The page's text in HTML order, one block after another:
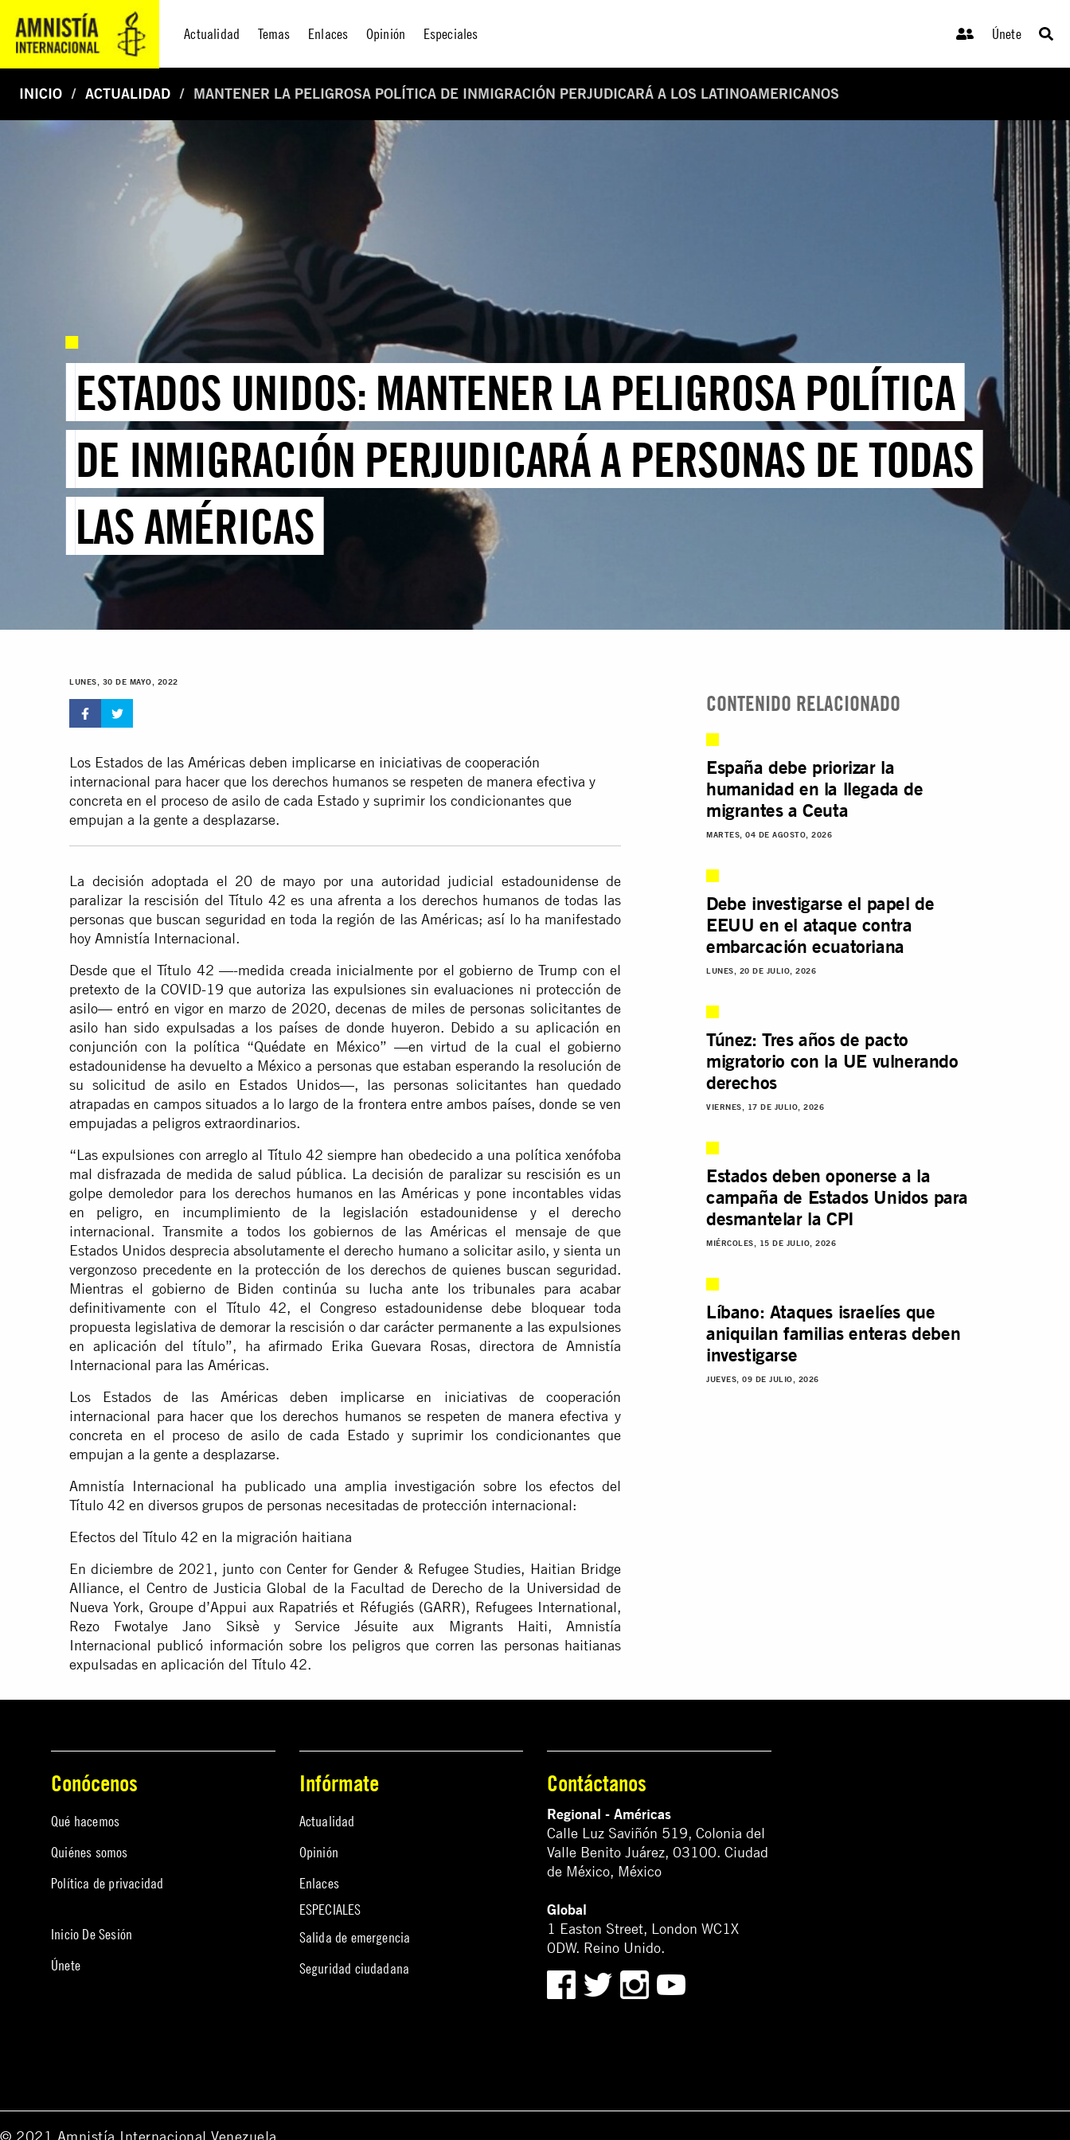
Actualidad Temas Enlaces Opinión Especiales Únete
INICIO ACTUALIDAD MANTENER LA PELIGROSA POLÍTICA DE INMIGRACIÓN PERJUDICARÁ A LOS LATINOAMERICANOS
ESTADOS UNIDOS: MANTENER LA PELIGROSA POLÍTICA
DE INMIGRACIÓN PERJUDICARÁ A PERSONAS DE TODAS
LAS AMÉRICAS
LUNES, 30 DE MAYO, 2022
Los Estados de las Américas deben implicarse en iniciativas de cooperación
internacional para hacer que los derechos humanos se respeten de manera efectiva y
concreta en el proceso de asilo de cada Estado y suprimir los condicionantes que
empujan a la gente a desplazarse.
La decisión adoptada el 20 de mayo por una autoridad judicial estadounidense de
paralizar la rescisión del Título 42 es una afrenta a los derechos humanos de todas las
personas que buscan seguridad en toda la región de las Américas; así lo ha manifestado
hoy Amnistía Internacional.
Desde que el Título 42 —-medida creada inicialmente por el gobierno de Trump con el
pretexto de la COVID-19 que autoriza las expulsiones sin evaluaciones ni protección de
asilo— entró en vigor en marzo de 2020, decenas de miles de personas solicitantes de
asilo han sido expulsadas a los países de donde huyeron. Debido a su aplicación en
conjunción con la política “Quédate en México” —en virtud de la cual el gobierno
estadounidense ha devuelto a México a personas que estaban esperando la resolución de
su solicitud de asilo en Estados Unidos—, las personas solicitantes han quedado
atrapadas en campos situados a lo largo de la frontera entre ambos países, donde se ven
empujadas a peligros extraordinarios.
“Las expulsiones con arreglo al Título 42 siempre han obedecido a una política xenófoba
mal disfrazada de medida de salud pública. La decisión de paralizar su rescisión es un
golpe demoledor para los derechos humanos en las Américas y pone incontables vidas
en peligro, en incumplimiento de la legislación estadounidense y el derecho
internacional. Transmite a todos los gobiernos de las Américas el mensaje de que
Estados Unidos desprecia absolutamente el derecho humano a solicitar asilo, y sienta un
vergonzoso precedente en la protección de los derechos de quienes buscan seguridad.
Mientras el gobierno de Biden continúa su lucha ante los tribunales para acabar
definitivamente con el Título 42, el Congreso estadounidense debe bloquear toda
propuesta legislativa de demorar la rescisión o dar carácter permanente a las expulsiones
en aplicación del título”, ha afirmado Erika Guevara Rosas, directora de Amnistía
Internacional para las Américas.
Los Estados de las Américas deben implicarse en iniciativas de cooperación
internacional para hacer que los derechos humanos se respeten de manera efectiva y
concreta en el proceso de asilo de cada Estado y suprimir los condicionantes que
empujan a la gente a desplazarse.
Amnistía Internacional ha publicado una amplia investigación sobre los efectos del
Título 42 en diversos grupos de personas necesitadas de protección internacional:
Efectos del Título 42 en la migración haitiana
En diciembre de 2021, junto con Center for Gender & Refugee Studies, Haitian Bridge
Alliance, el Centro de Justicia Global de la Facultad de Derecho de la Universidad de
Nueva York, Groupe d’Appui aux Rapatriés et Réfugiés (GARR), Refugees International,
Rezo Fwotalye Jano Siksè y Service Jésuite aux Migrants Haiti, Amnistía
Internacional publicó información sobre los peligros que corren las personas haitianas
expulsadas en aplicación del Título 42.
CONTENIDO RELACIONADO
España debe priorizar la
humanidad en la llegada de
migrantes a Ceuta
MARTES, 04 DE AGOSTO, 2026
Debe investigarse el papel de
EEUU en el ataque contra
embarcación ecuatoriana
LUNES, 20 DE JULIO, 2026
Túnez: Tres años de pacto
migratorio con la UE vulnerando
derechos
VIERNES, 17 DE JULIO, 2026
Estados deben oponerse a la
campaña de Estados Unidos para
desmantelar la CPI
MIÉRCOLES, 15 DE JULIO, 2026
Líbano: Ataques israelíes que
aniquilan familias enteras deben
investigarse
JUEVES, 09 DE JULIO, 2026
Conócenos
Qué hacemos
Quiénes somos
Política de privacidad
Inicio De Sesión
Únete
Infórmate
Actualidad
Opinión
Enlaces
ESPECIALES
Salida de emergencia
Seguridad ciudadana
Contáctanos
Regional - Américas
Calle Luz Saviñón 519, Colonia del
Valle Benito Juárez, 03100. Ciudad
de México, México
Global
1 Easton Street, London WC1X
0DW. Reino Unido.